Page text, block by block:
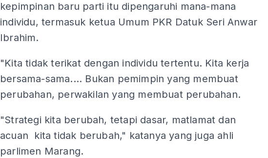
kepimpinan baru parti itu dipengaruhi mana-mana
individu, termasuk ketua Umum PKR Datuk Seri Anwar
Ibrahim.
"Kita tidak terikat dengan individu tertentu. Kita kerja
bersama-sama.... Bukan pemimpin yang membuat
perubahan, perwakilan yang membuat perubahan.
"Strategi kita berubah, tetapi dasar, matlamat dan
acuan kita tidak berubah," katanya yang juga ahli
parlimen Marang.